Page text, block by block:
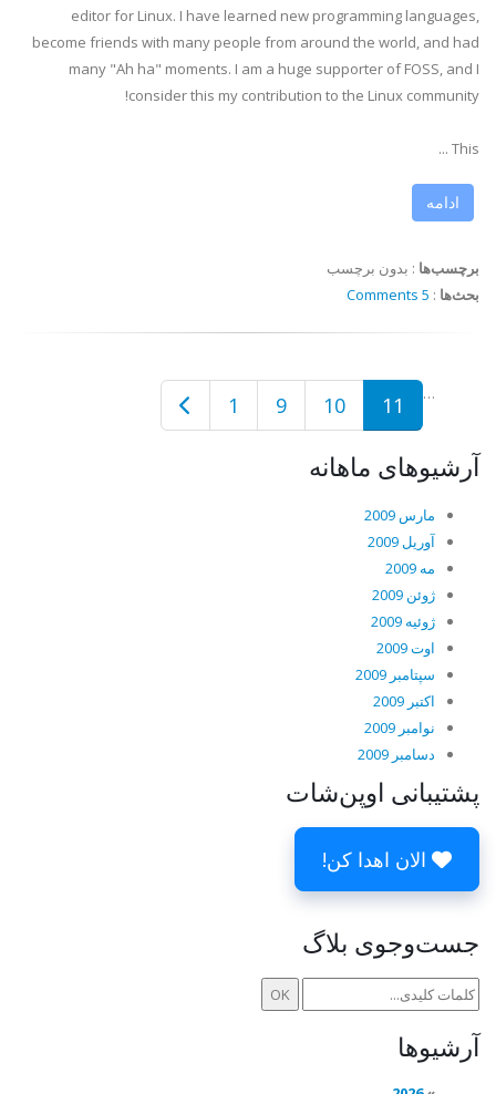
editor for Linux. I have learned new programming languages,
become friends with many people from around the world, and had
many "Ah ha" moments. I am a huge supporter of FOSS, and I
consider this my contribution to the Linux community!
This ...
ادامه
برچسب‌ها : بدون برچسب
بحث‌ها :
5 Comments
1 …
9 10 11
آرشیوهای ماهانه
مارس 2009
آوریل 2009
مه 2009
ژوئن 2009
ژوئیه 2009
اوت 2009
سپتامبر 2009
اکتبر 2009
نوامبر 2009
دسامبر 2009
پشتیبانی اوپن‌شات
الان اهدا کن!
جست‌وجوی بلاگ
آرشیوها